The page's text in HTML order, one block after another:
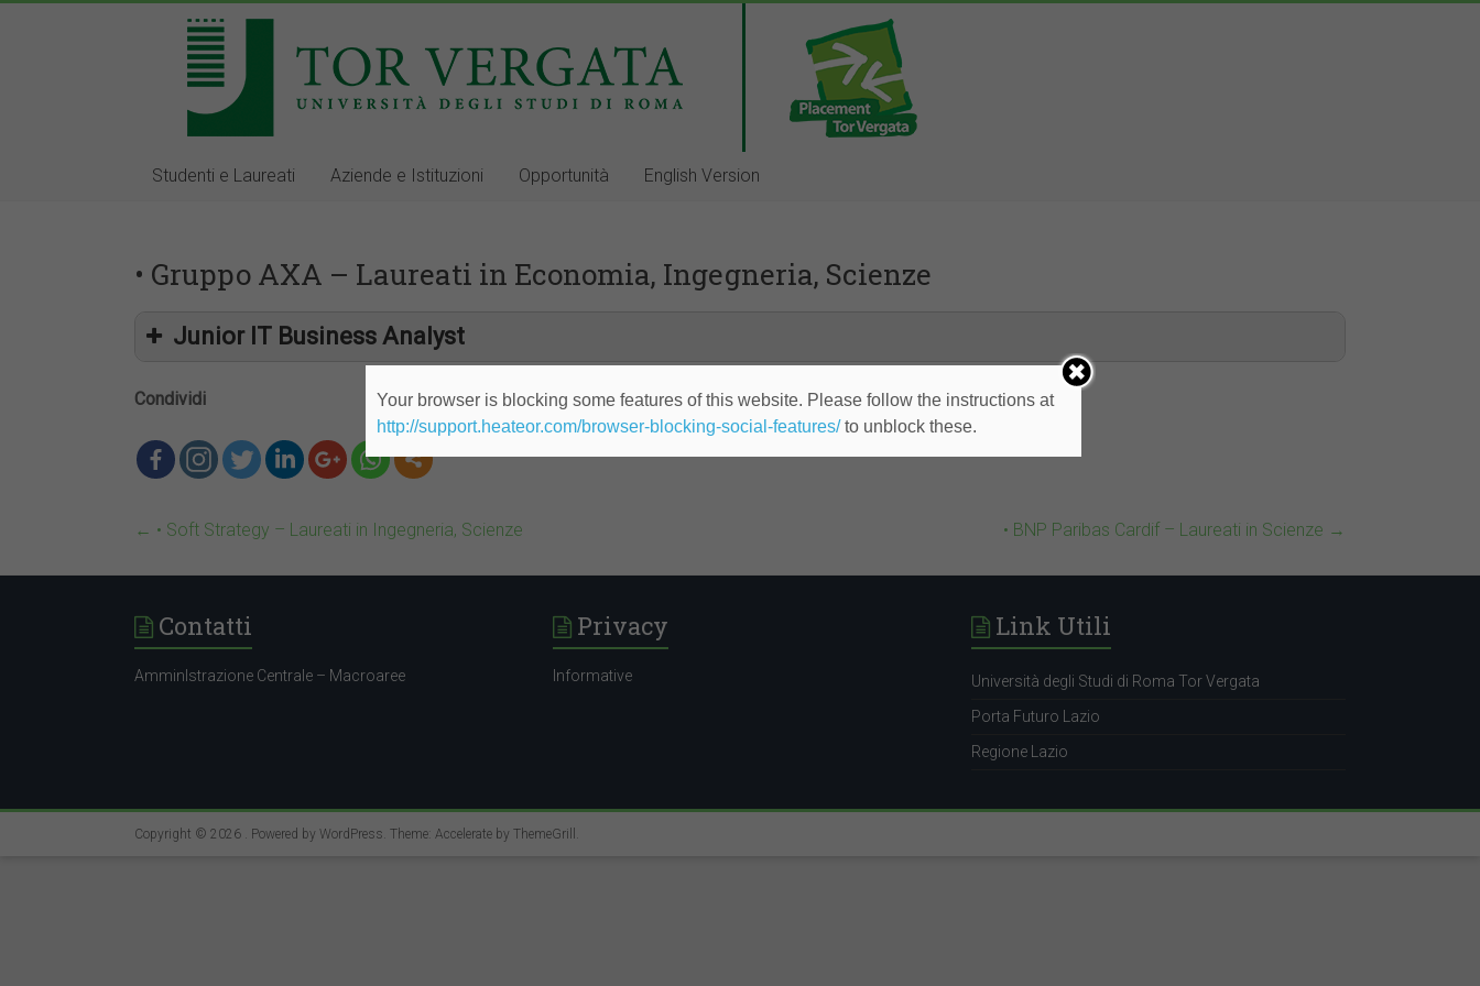
Studenti e Laureati Aziende e Istituzioni Opportunità English Version
• Gruppo AXA – Laureati in Economia, Ingegneria, Scienze
Junior IT Business Analyst
Condividi
← • Soft Strategy – Laureati in Ingegneria, Scienze • BNP Paribas Cardif – Laureati in Scienze →
Contatti
AmminIstrazione Centrale – Macroaree
Privacy
Informative
Link Utili
Università degli Studi di Roma Tor Vergata
Porta Futuro Lazio
Regione Lazio
Copyright © 2026 . Powered by WordPress. Theme: Accelerate by ThemeGrill .
Your browser is blocking some features of this website. Please follow the instructions at
http://support.heateor.com/browser-blocking-social-features/to unblock these.